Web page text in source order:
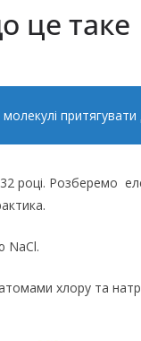
це таке
році. Розберемо
NaCl.
хлору та